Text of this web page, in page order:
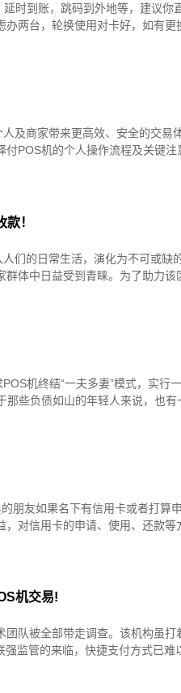
时到账，跳码到外地等，建议你
两台，轮换使用对卡好，如有
及商家带来更高效、安全的交易
POS机的个人操作流程及关键
！
们的日常生活，演化为不可或缺
体中日益受到青睐。为了助力
机终结“一夫多妻”模式，实行
些负债如山的年轻人来说，也
朋友如果名下有信用卡或者打算
对信用卡的申请、使用、还款
机交易!
队被全部带走调查。该机构虽
监管的来临，快捷支付方式已难